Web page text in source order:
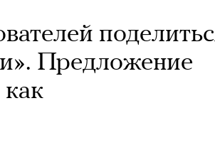
Предложение